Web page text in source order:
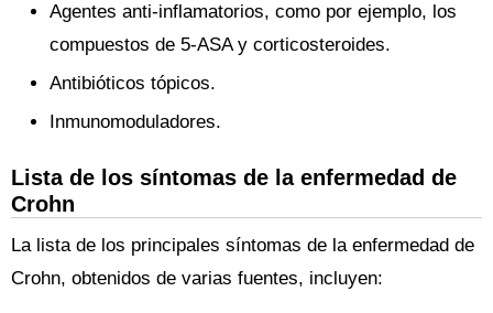
Agentes anti-inflamatorios, como por ejemplo, los
compuestos de 5-ASA y corticosteroides.
Antibióticos tópicos.
Inmunomoduladores.
Lista de los síntomas de la enfermedad de
Crohn
La lista de los principales síntomas de la enfermedad de
Crohn, obtenidos de varias fuentes, incluyen: